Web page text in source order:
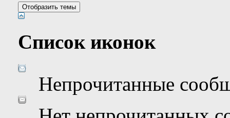
Список иконок
Непрочитанные